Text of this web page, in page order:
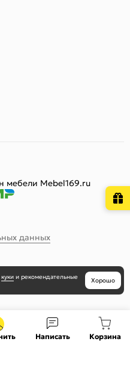
мебели Mebel169.ru
данных
Написать Корзина
куки и рекомендательные
Хорошо